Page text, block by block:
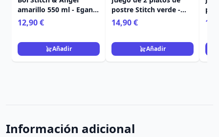
amarillo 550 ml - Egan
Disney Home
12,90 €
Añadir
postre Stitch verde -
Egan Disney Home
14,90 €
Añadir
Información adicional